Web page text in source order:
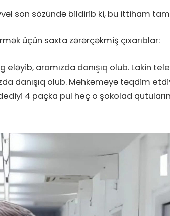
son sözündə bildirib ki, bu ittiham
üçün saxta zərərçəkmiş çıxarıblar:
eləyib, aramızda danışıq olub. Lakin
danışıq olub. Məhkəməyə təqdim
4 paçka pul heç o şokolad